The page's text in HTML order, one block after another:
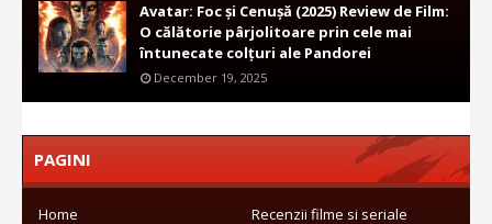
Avatar: Foc și Cenușă (2025) Review de Film:
O călătorie pârjolitoare prin cele mai
întunecate colțuri ale Pandorei
December 19, 2025
PAGINI
Home
Recenzii filme si seriale